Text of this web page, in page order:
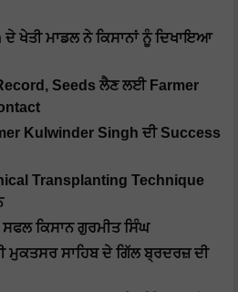
ਖੇਤੀ ਮਾਡਲ ਨੇ ਕਿਸਾਨਾਂ ਨੂੰ ਦਿਖਾਇਆ
Seeds ਲੈਣ ਲਈ Farmer
Kulwinder Singh ਦੀ Success
Transplanting Technique
ਕਿਸਾਨ ਗੁਰਮੀਤ ਸਿੰਘ
ਮੁਕਤਸਰ ਸਾਹਿਬ ਦੇ ਗਿੱਲ ਬ੍ਰਦਰਜ਼ ਦੀ